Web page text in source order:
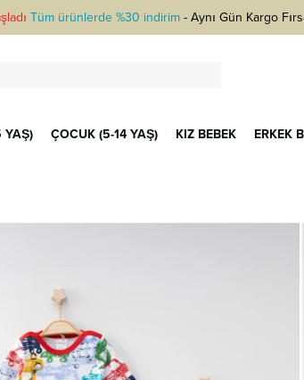
Tüm ürünlerde %30 indirim- Aynı Gün Kargo
YAŞ) ÇOCUK (5-14 YAŞ) KIZ BEBEK ERKEK